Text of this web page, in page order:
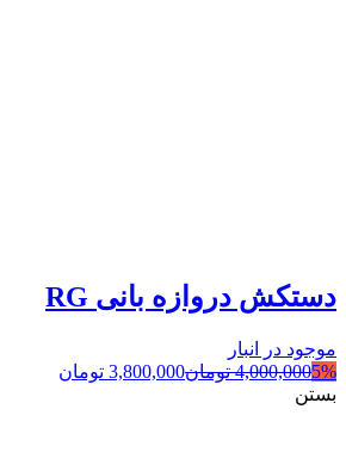
دستکش دروازه بانی RG
موجود در انبار
5%
4,000,000 تومان3,800,000 تومان
بستن